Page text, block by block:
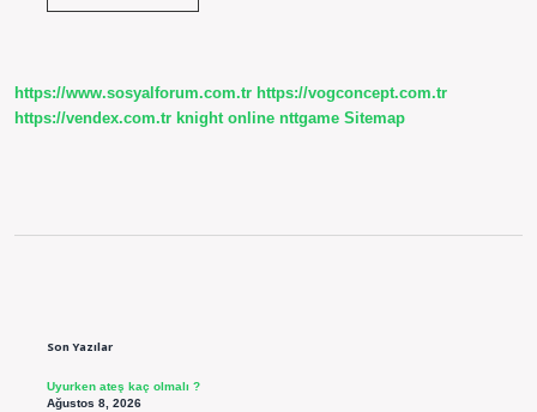
https://www.sosyalforum.com.tr https://vogconcept.com.tr
https://vendex.com.tr knight online nttgame Sitemap
Son Yazılar
Uyurken ateş kaç olmalı ?
Ağustos 8, 2026